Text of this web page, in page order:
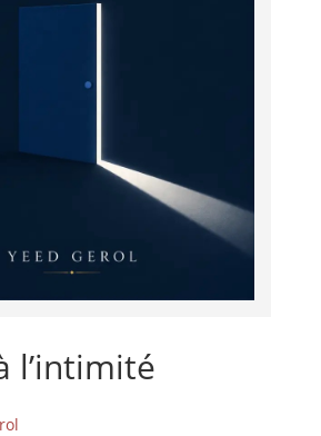
l’intimité